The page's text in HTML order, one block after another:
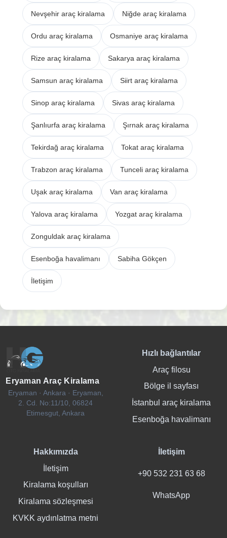
Nevşehir araç kiralama Niğde araç kiralama
Ordu araç kiralama Osmaniye araç kiralama
Rize araç kiralama Sakarya araç kiralama
Samsun araç kiralama Siirt araç kiralama
Sinop araç kiralama Sivas araç kiralama
Şanlıurfa araç kiralama Şırnak araç kiralama
Tekirdağ araç kiralama Tokat araç kiralama
Trabzon araç kiralama Tunceli araç kiralama
Uşak araç kiralama Van araç kiralama
Yalova araç kiralama Yozgat araç kiralama
Zonguldak araç kiralama
Esenboğa havalimanı Sabiha Gökçen
İletişim
Eryaman Araç Kiralama
Eryaman · Ankara · Eryaman,
2. Cd. No:11/10, 06824
Etimesgut, Ankara
Hızlı bağlantılar
Araç filosu
Bölge il sayfası
İstanbul araç kiralama
Esenboğa havalimanı
Hakkımızda
İletişim
Kiralama koşulları
Kiralama sözleşmesi
KVKK aydınlatma metni
İletişim
+90 532 231 63 68
WhatsApp